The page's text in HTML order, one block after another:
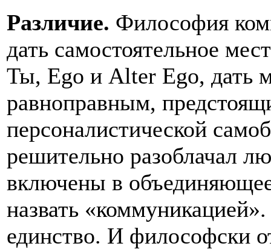
Различие. Философия
дать самостоятельное
Ты, Ego и Alter Ego, дать
равноправным,
персоналистической
решительно разоблачал
включены в
назвать
единство. И философски